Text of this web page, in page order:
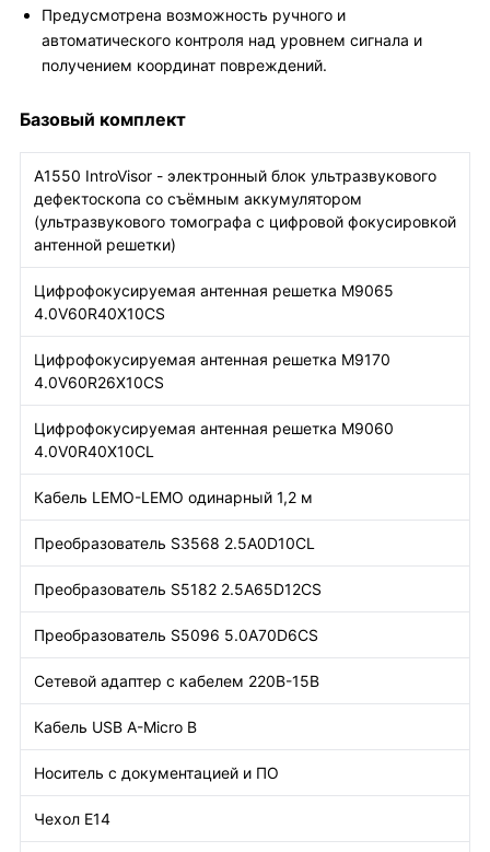
Предусмотрена возможность ручного и
автоматического контроля над уровнем сигнала и
получением координат повреждений.
Базовый комплект
А1550 IntroVisor - электронный блок ультразвукового
дефектоскопа со съёмным аккумулятором
(ультразвукового томографа с цифровой фокусировкой
антенной решетки)
Цифрофокусируемая антенная решетка М9065
4.0V60R40X10CS
Цифрофокусируемая антенная решетка M9170
4.0V60R26X10CS
Цифрофокусируемая антенная решетка М9060
4.0V0R40X10CL
Кабель LEMO-LEMO одинарный 1,2 м
Преобразователь S3568 2.5A0D10CL
Преобразователь S5182 2.5A65D12CS
Преобразователь S5096 5.0A70D6CS
Сетевой адаптер с кабелем 220В-15В
Кабель USB A-Micro B
Носитель с документацией и ПО
Чехол Е14